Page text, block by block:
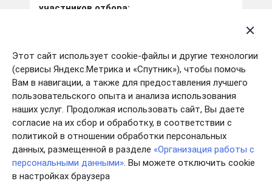
Этот сайт использует cookie-файлы и другие технологии
(сервисы Яндекс.Метрика и «Спутник»), чтобы помочь
Вам в навигации, а также для предоставления лучшего
пользовательского опыта и анализа использования
наших услуг. Продолжая использовать сайт, Вы даете
согласие на их сбор и обработку, в соответствии с
политикой в отношении обработки персональных
данных, размещенной в разделе «Организация работы с
персональными данными». Вы можете отключить cookie
в настройках браузера
участников отбора:
Департамент экономического развития и
торговли Ивановской области
расположенный по адресу: г. Иваново, пл.
Революции, д. 2/1.
Информация об участниках отбора,
заявки которых были рассмотрены: